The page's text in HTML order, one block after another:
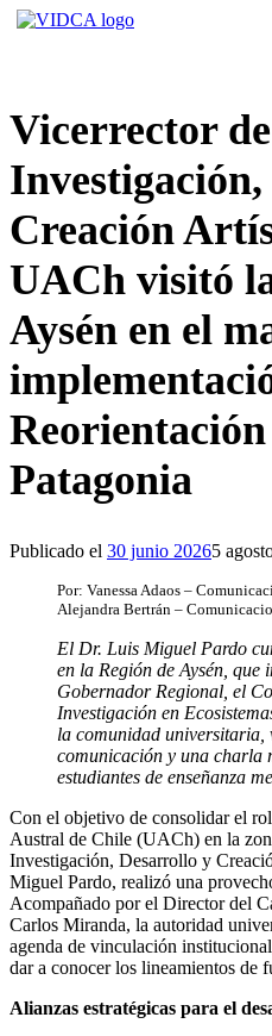
Saltar
Vicerrector de
Creación
UACh visitó
Aysén en el
Patagonia
Publicado el 30 junio 20265
Por: Vanessa Adaos –
Alejandra Bertrán –
El Dr. Luis Miguel Pardo
en la Región de Aysén, que
Gobernador Regional, el
Investigación en
la comunidad universitaria,
comunicación y una charla
estudiantes de enseñanza
Con el objetivo de consolidar el
Austral de Chile (UACh) en la
Investigación, Desarrollo y
Miguel Pardo, realizó una
Acompañado por el Director del
Carlos Miranda, la autoridad
agenda de vinculación
dar a conocer los lineamientos de
Alianzas estratégicas para el